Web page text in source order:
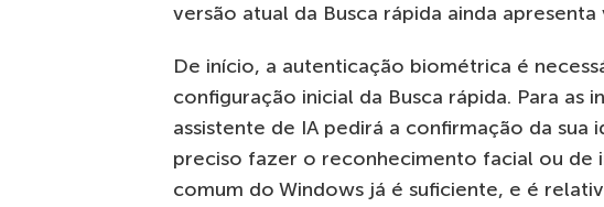
versão atual da Busca rápida ainda
De início, a autenticação biométrica é
configuração inicial da Busca rápida. Para as
assistente de IA pedirá a confirmação da sua
preciso fazer o reconhecimento facial ou de
comum do Windows já é suficiente, e é